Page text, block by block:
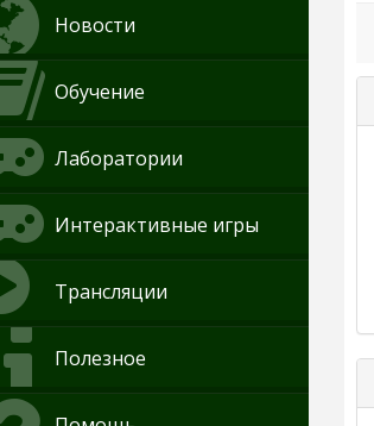
Новости
Обучение
Лаборатории
Интерактивные игры
Трансляции
Полезное